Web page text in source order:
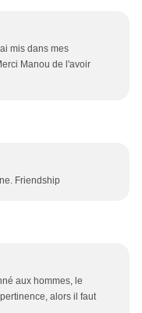
mis dans mes
Manou de l'avoir
Friendship
aux hommes, le
alors il faut